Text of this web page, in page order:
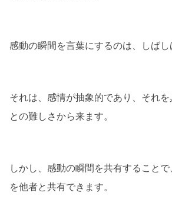
感動の瞬間を言葉にするのは、しばし
それは、感情が抽象的であり、それ
との難しさから来ます。
しかし、感動の瞬間を共有すること
を他者と共有できます。